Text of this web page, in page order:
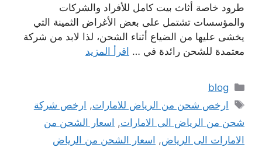
طرود خاصة أثاث بيت كامل للأفراد والشركات
والمؤسسات تشتمل على بعض الأغراض الثمينة التي
يخشى عليها من الضياع أثناء الشحن، لذا لابد من شركة
معتمدة للشحن رائدة في … اقرأ المزيد
التصنيفات
blog
الوسوم
ارخص شحن من الرياض للامارات, ارخص شركة
شحن من الرياض الى الامارات, اسعار الشحن من
الامارات الى الرياض, اسعار الشحن من الرياض